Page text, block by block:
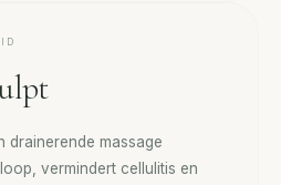
drainerende massage
vermindert cellulitis en